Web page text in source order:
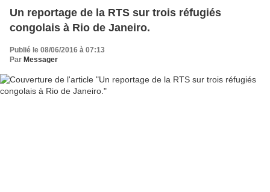
Un reportage de la RTS sur trois réfugiés
congolais à Rio de Janeiro.
Publié le 08/06/2016 à 07:13
Par Messager